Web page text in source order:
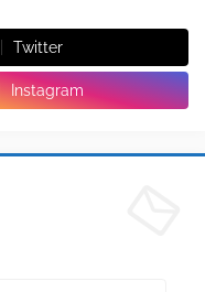
Twitter
Instagram